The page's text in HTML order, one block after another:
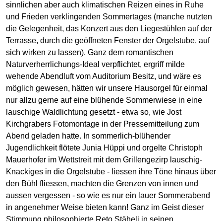
sinnlichen aber auch klimatischen Reizen eines in Ruhe
und Frieden verklingenden Sommertages (manche nutzten
die Gelegenheit, das Konzert aus den Liegestühlen auf der
Terrasse, durch die geöffneten Fenster der Orgelstube, auf
sich wirken zu lassen). Ganz dem romantischen
Naturverherrlichungs-Ideal verpflichtet, ergriff milde
wehende Abendluft vom Auditorium Besitz, und wäre es
möglich gewesen, hätten wir unsere Hausorgel für einmal
nur allzu gerne auf eine blühende Sommerwiese in eine
lauschige Waldlichtung gesetzt - etwa so, wie Jost
Kirchgrabers Fotomontage in der Pressemitteilung zum
Abend geladen hatte. In sommerlich-blühender
Jugendlichkeit flötete Junia Hüppi und orgelte Christoph
Mauerhofer im Wettstreit mit dem Grillengezirp lauschig-
Knackiges in die Orgelstube - liessen ihre Töne hinaus über
den Bühl fliessen, machten die Grenzen von innen und
aussen vergessen - so wie es nur ein lauer Sommerabend
in angenehmer Weise bieten kann! Ganz im Geist dieser